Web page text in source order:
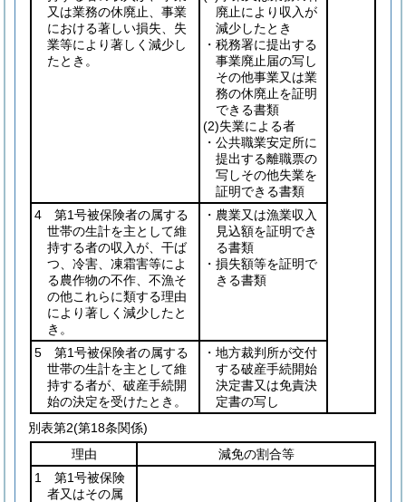
又は業務の休廃止、事業
における著しい損失、失
業等により著しく減少し
たとき。
廃止により収入が
減少したとき
・税務署に提出する
事業廃止届の写し
その他事業又は業
務の休廃止を証明
できる書類
(2)失業による者
・公共職業安定所に
提出する離職票の
写しその他失業を
証明できる書類
4 第1号被保険者の属する
世帯の生計を主として維
持する者の収入が、干ば
つ、冷害、凍霜害等によ
る農作物の不作、不漁そ
の他これらに類する理由
により著しく減少したと
き。
・農業又は漁業収入
見込額を証明でき
る書類
・損失額等を証明で
きる書類
5 第1号被保険者の属する
世帯の生計を主として維
持する者が、破産手続開
始の決定を受けたとき。
・地方裁判所が交付
する破産手続開始
決定書又は免責決
定書の写し
別表第2(第18条関係)
理由
減免の割合等
1 第1号被保険
者又はその属